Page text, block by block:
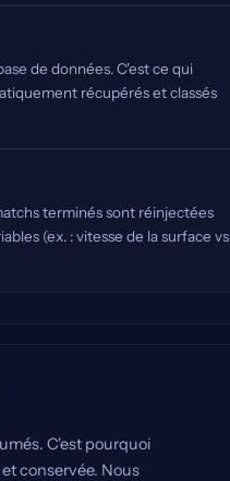
de données. C'est ce qui
récupérés et classés
terminés sont réinjectées
(ex. : vitesse de la surface vs
C'est pourquoi
conservée. Nous